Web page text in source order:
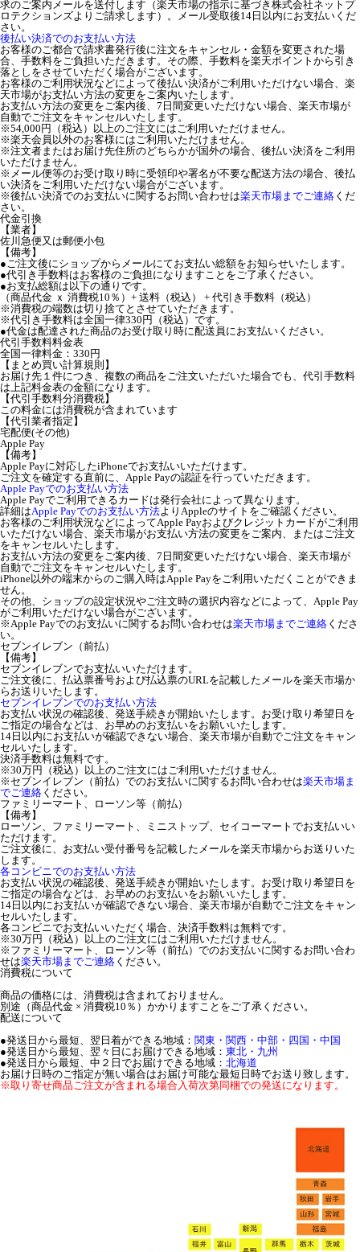
求のご案内メールを送付します（楽天市場の指示に基づき株式会社ネットプ
ロテクションズよりご請求します）。メール受取後14日以内にお支払いくだ
さい。
後払い決済でのお支払い方法
お客様のご都合で請求書発行後に注文をキャンセル・金額を変更された場
合、手数料をご負担いただきます。その際、手数料を楽天ポイントから引き
落としをさせていただく場合がございます。
お客様のご利用状況などによって後払い決済がご利用いただけない場合、楽
天市場がお支払い方法の変更をご案内いたします。
お支払い方法の変更をご案内後、7日間変更いただけない場合、楽天市場が
自動でご注文をキャンセルいたします。
※54,000円（税込）以上のご注文にはご利用いただけません。
※楽天会員以外のお客様にはご利用いただけません。
※注文者またはお届け先住所のどちらかが国外の場合、後払い決済をご利用
いただけません。
※メール便等のお受け取り時に受領印や署名が不要な配送方法の場合、後払
い決済をご利用いただけない場合がございます。
※後払い決済でのお支払いに関するお問い合わせは楽天市場までご連絡 くだ
さい。
代金引換
【業者】
佐川急便又は郵便小包
【備考】
●ご注文後にショップからメールにてお支払い総額をお知らせいたします。
●代引き手数料はお客様のご負担になりますことをご了承ください。
●お支払総額は以下の通りです。
（商品代金 ｘ 消費税10％）+ 送料（税込） + 代引き手数料（税込）
※消費税の端数は切り捨てとさせていただきます。
※代引き手数料は全国一律330円（税込）です。
●代金は配達された商品のお受け取り時に配送員にお支払いください。
代引手数料料金表
全国一律料金：330円
【まとめ買い計算規則】
お届け先１件につき、複数の商品をご注文いただいた場合でも、代引手数料
は上記料金表の金額になります。
【代引手数料分消費税】
この料金には消費税が含まれています
【代引業者指定】
宅配便(その他)
Apple Pay
【備考】
Apple Payに対応したiPhoneでお支払いいただけます。
ご注文を確定する直前に、Apple Payの認証を行っていただきます。
Apple Payでのお支払い方法
Apple Payでご利用できるカードは発行会社によって異なります。
詳細はApple Payでのお支払い方法よりAppleのサイトをご確認ください。
お客様のご利用状況などによってApple Payおよびクレジットカードがご利用
いただけない場合、楽天市場がお支払い方法の変更をご案内、またはご注文
をキャンセルいたします。
お支払い方法の変更をご案内後、7日間変更いただけない場合、楽天市場が
自動でご注文をキャンセルいたします。
iPhone以外の端末からのご購入時はApple Payをご利用いただくことができま
せん。
その他、ショップの設定状況やご注文時の選択内容などによって、Apple Pay
がご利用いただけない場合がございます。
※Apple Payでのお支払いに関するお問い合わせは楽天市場までご連絡 くださ
い。
セブンイレブン（前払）
【備考】
セブンイレブンでお支払いいただけます。
ご注文後に、払込票番号および払込票のURLを記載したメールを楽天市場か
らお送りいたします。
セブンイレブンでのお支払い方法
お支払い状況の確認後、発送手続きが開始いたします。お受け取り希望日を
ご指定の場合などは、お早めのお支払いをお願いいたします。
14日以内にお支払いが確認できない場合、楽天市場が自動でご注文をキャン
セルいたします。
決済手数料は無料です。
※30万円（税込）以上のご注文にはご利用いただけません。
※セブンイレブン（前払）でのお支払いに関するお問い合わせは楽天市場ま
でご連絡 ください。
ファミリーマート、ローソン等（前払）
【備考】
ローソン、ファミリーマート、ミニストップ、セイコーマートでお支払いい
ただけます。
ご注文後に、お支払い受付番号を記載したメールを楽天市場からお送りいた
します。
各コンビニでのお支払い方法
お支払い状況の確認後、発送手続きが開始いたします。お受け取り希望日を
ご指定の場合などは、お早めのお支払いをお願いいたします。
14日以内にお支払いが確認できない場合、楽天市場が自動でご注文をキャン
セルいたします。
各コンビニでお支払いいただく場合、決済手数料は無料です。
※30万円（税込）以上のご注文にはご利用いただけません。
※ファミリーマート、ローソン等（前払）でのお支払いに関するお問い合わ
せは楽天市場までご連絡 ください。
消費税について
商品の価格には、消費税は含まれておりません。
別途（商品代金 × 消費税10％）かかりますことをご了承ください。
配送について
●発送日から最短、翌日着ができる地域： 関東・関西・中部・四国・中国
●発送日から最短、翌々日にお届けできる地域： 東北・九州
●発送日から最短、中２日でお届けできる地域： 北海道
お届け日時のご指定が無い場合はお届け可能な最短日時でお送り致します。
※取り寄せ商品ご注文が含まれる場合入荷次第同梱での発送になります。